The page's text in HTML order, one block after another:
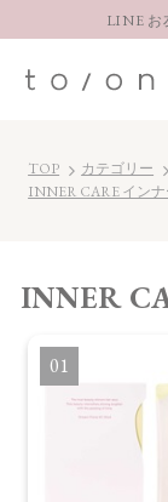
LINE お
TOP カテゴリー
INNER CARE イン
INNER
1